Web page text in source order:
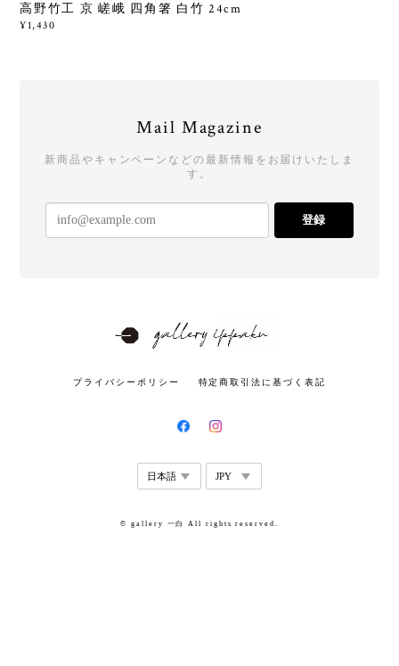
高野竹工 京 嵯峨 四角箸 白竹 24cm
¥1,430
Mail Magazine
新商品やキャンペーンなどの最新情報をお届けいたしま
す。
登録
プライバシーポリシー 特定商取引法に基づく表記
© gallery 一白 All rights reserved.